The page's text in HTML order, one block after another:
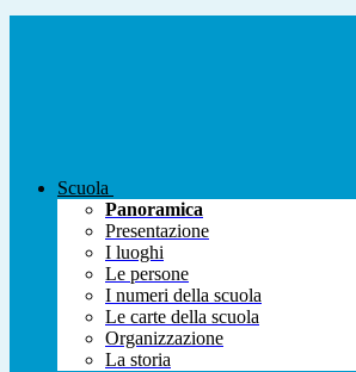
Scuola
Panoramica
Presentazione
I luoghi
Le persone
I numeri della scuola
Le carte della scuola
Organizzazione
La storia